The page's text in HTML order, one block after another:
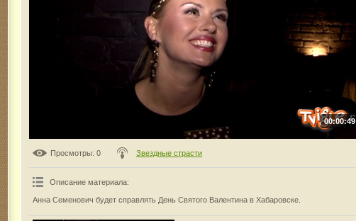
00:00:49
Просмотры: 0 Звездные страсти
Описание материала:
Анна Семенович будет справлять День Святого Валентина в Хабаровске.